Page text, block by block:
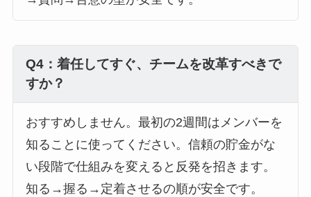
Q4：着任してすぐ、チームを改革すべきで
すか？
おすすめしません。最初の2週間はメンバーを
知ることに使ってください。信頼の貯金がな
い段階で仕組みを変えると反発を招きます。
知る→握る→定着させるの順が安全です。